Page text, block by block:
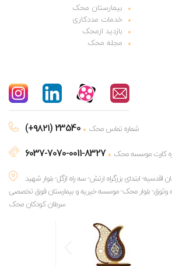
بیمارستان محک
خدمات مددکاری
بازدید ازمحک
مجله محک
(+۹۸۲۱) 23540 شماره تماس محک
6037-7070-0011-8327
کارت موسسه محک
اقدسیه- ابتدای بزرگراه ارتش- سه راه ازگل- بلوار شهید
وثوق- بلوار محک- موسسه خیریه و بیمارستان فوق تخصصی
سرطان کودکان محک